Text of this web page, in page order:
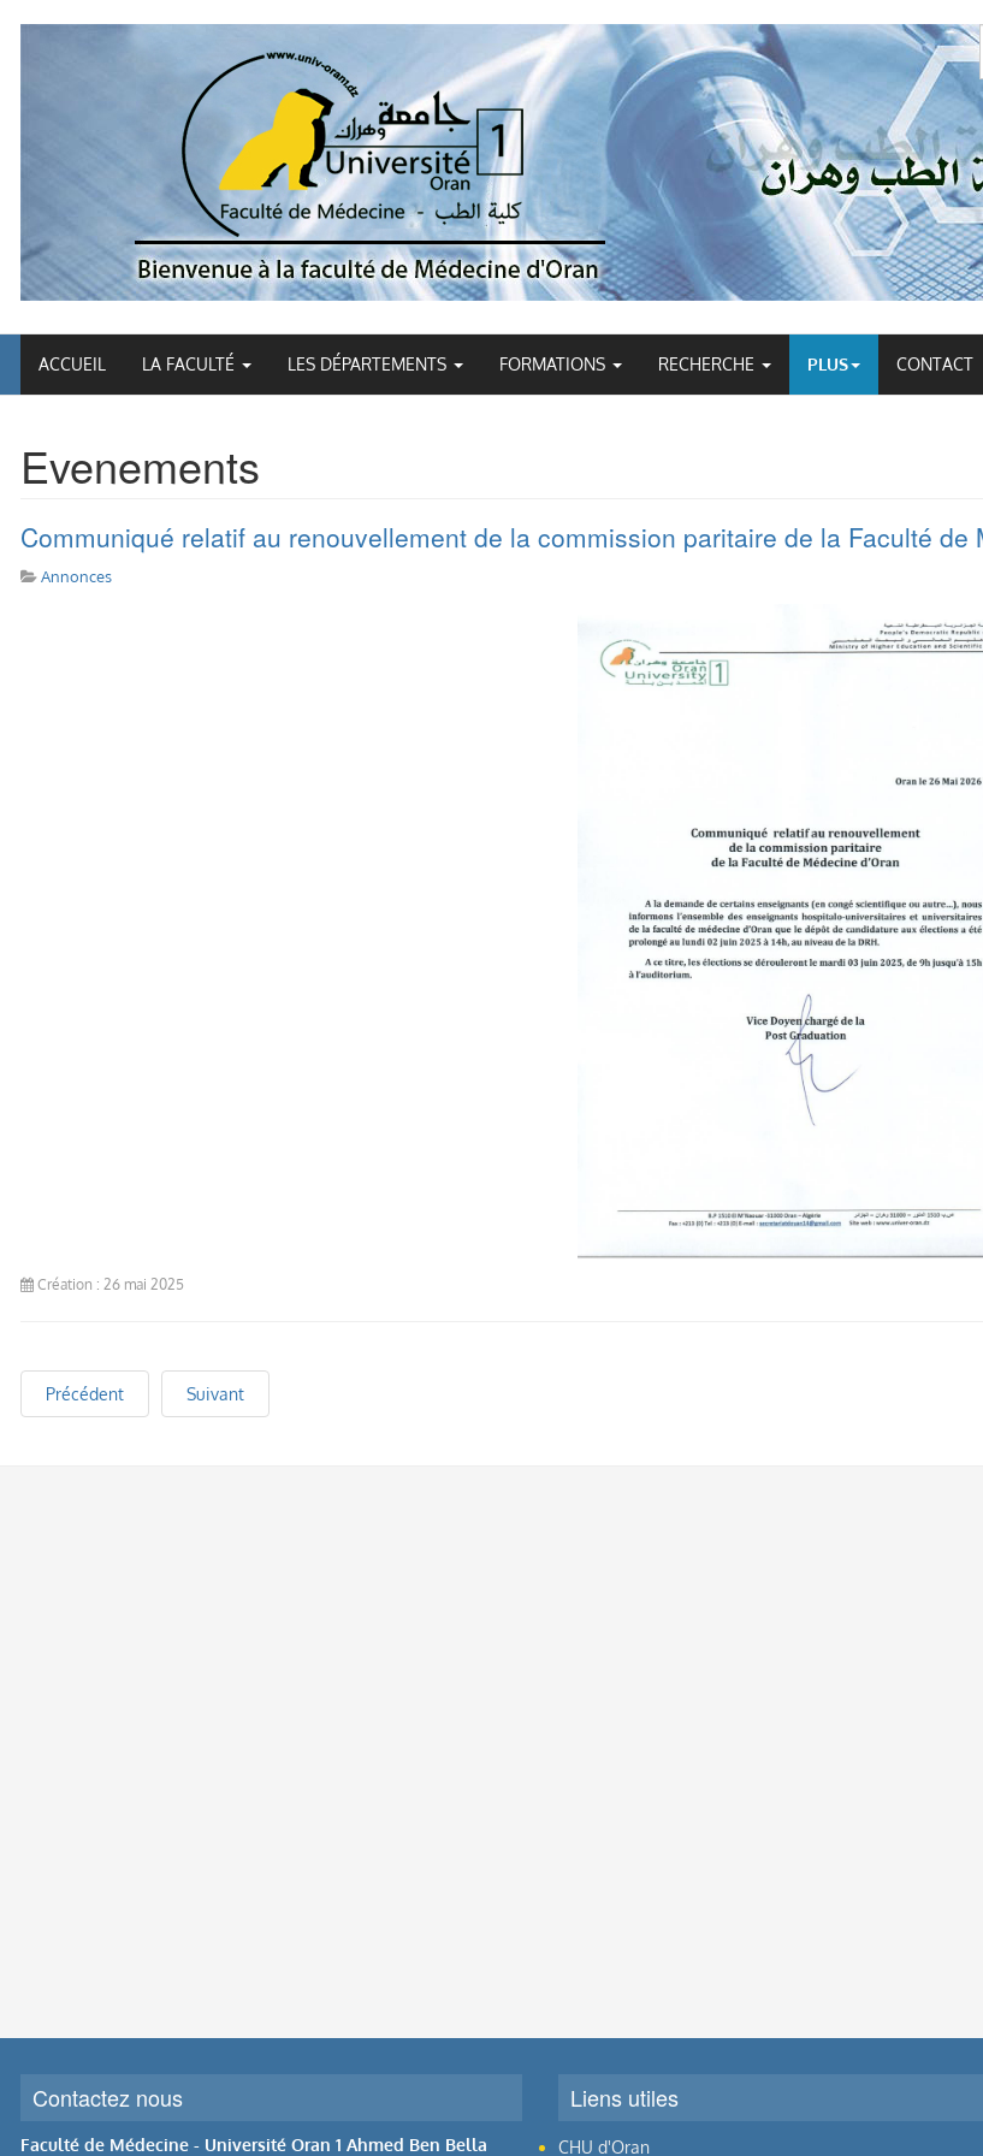
ACCUEIL LA FACULTÉ LES DÉPARTEMENTS FORMATIONS RECHERCHE PLUS CONTACT
Evenements
Communiqué relatif au renouvellement de la commission paritaire de la Faculté de
Annonces
Création : 26 mai 2025
Précédent Suivant
Contactez nous
Faculté de Médecine - Université Oran 1 Ahmed Ben Bella
Liens utiles
CHU d'Oran